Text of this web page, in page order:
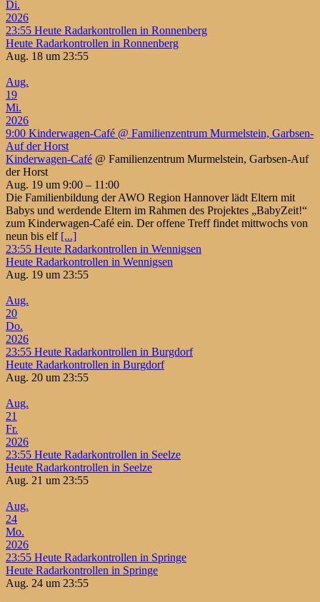
Di.
2026
23:55 Heute Radarkontrollen in Ronnenberg
Heute Radarkontrollen in Ronnenberg
Aug. 18 um 23:55
Aug.
19
Mi.
2026
9:00 Kinderwagen-Café @ Familienzentrum Murmelstein, Garbsen-
Auf der Horst
Kinderwagen-Café @ Familienzentrum Murmelstein, Garbsen-Auf
der Horst
Aug. 19 um 9:00 – 11:00
Die Familienbildung der AWO Region Hannover lädt Eltern mit
Babys und werdende Eltern im Rahmen des Projektes „BabyZeit!“
zum Kinderwagen-Café ein. Der offene Treff findet mittwochs von
neun bis elf [...]
23:55 Heute Radarkontrollen in Wennigsen
Heute Radarkontrollen in Wennigsen
Aug. 19 um 23:55
Aug.
20
Do.
2026
23:55 Heute Radarkontrollen in Burgdorf
Heute Radarkontrollen in Burgdorf
Aug. 20 um 23:55
Aug.
21
Fr.
2026
23:55 Heute Radarkontrollen in Seelze
Heute Radarkontrollen in Seelze
Aug. 21 um 23:55
Aug.
24
Mo.
2026
23:55 Heute Radarkontrollen in Springe
Heute Radarkontrollen in Springe
Aug. 24 um 23:55